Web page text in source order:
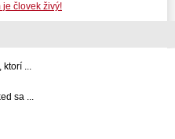
je človek živý!
ktorí ...
sa ...